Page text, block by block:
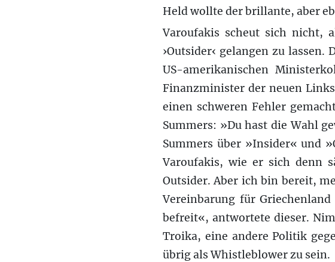
Held wollte der brillante, aber
Varoufakis scheut sich nicht,
›Outsider‹ gelangen zu
US-amerikanischen
Finanzminister der neuen
einen schweren Fehler
Summers: »Du hast die Wahl
Summers über »Insider« und
Varoufakis, wie er sich denn
Outsider. Aber ich bin bereit,
Vereinbarung für
befreit«, antwortete dieser.
Troika, eine andere Politik
übrig als Whistleblower zu sein.